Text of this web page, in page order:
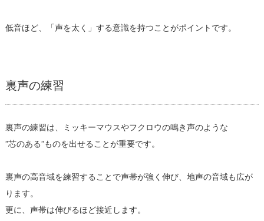
低音ほど、「声を太く」する意識を持つことがポイントです。
裏声の練習
裏声の練習は、ミッキーマウスやフクロウの鳴き声のような
”芯のある”ものを出せることが重要です。
裏声の高音域を練習することで声帯が強く伸び、地声の音域も広が
ります。
更に、声帯は伸びるほど接近します。